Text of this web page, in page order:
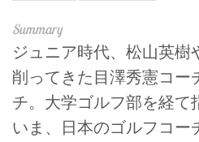
ジュニア時代、松山英樹
削ってきた目澤秀憲コー
チ。大学ゴルフ部を経て
いま、日本のゴルフコー